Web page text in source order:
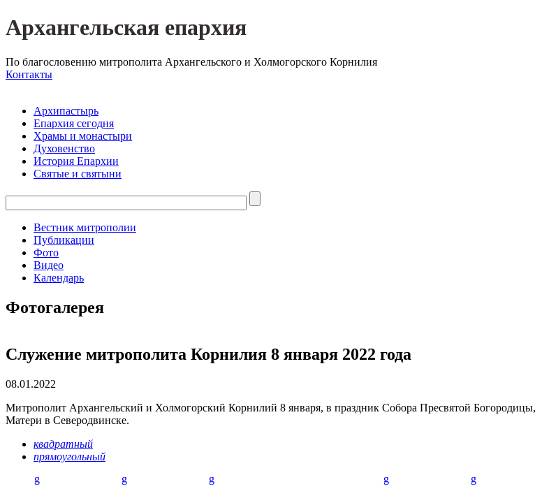
Архангельская епархия
По благословению митрополита Архангельского и Холмогорского Корнилия
Контакты
Архипастырь
Епархия сегодня
Храмы и монастыри
Духовенство
История Епархии
Святые и святыни
Вестник митрополии
Публикации
Фото
Видео
Календарь
Фотогалерея
Служение митрополита Корнилия 8 января 2022 года
08.01.2022
Митрополит Архангельский и Холмогорский Корнилий 8 января, в праздник Собора Пресвятой
Матери в Северодвинске.
квадратный
прямоугольный